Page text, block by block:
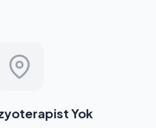
Yok